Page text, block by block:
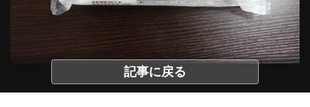
記事に戻る